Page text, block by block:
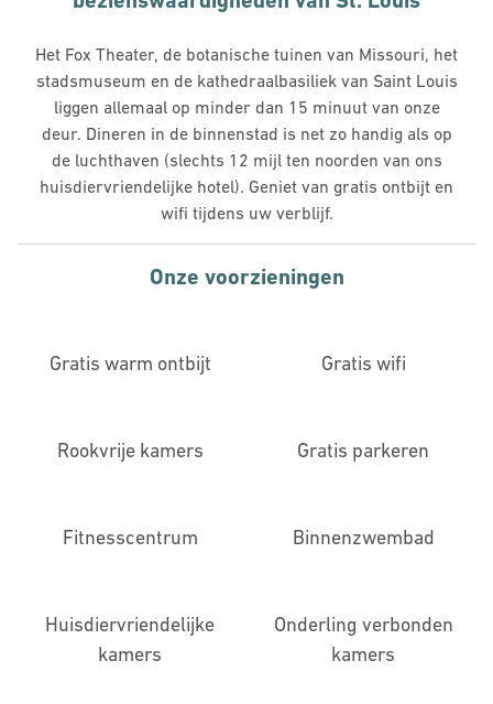
Het Fox Theater, de botanische tuinen van Missouri, het
stadsmuseum en de kathedraalbasiliek van Saint Louis
liggen allemaal op minder dan 15 minuut van onze
deur. Dineren in de binnenstad is net zo handig als op
de luchthaven (slechts 12 mijl ten noorden van ons
huisdiervriendelijke hotel). Geniet van gratis ontbijt en
wifi tijdens uw verblijf.
Onze voorzieningen
Gratis warm ontbijt Gratis wifi
Rookvrije kamers Gratis parkeren
Fitness­centrum Binnenzwembad
Huisdier­vriendelijke
kamers
Onderling verbonden
kamers